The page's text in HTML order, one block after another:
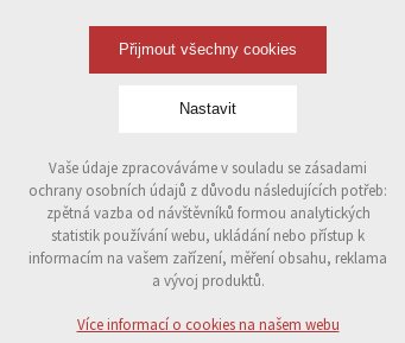
Přijmout všechny cookies
Nastavit
Technická cookies
nutná pro provozování webu
udržení kontextu stránek (session): případná
přihlášení, volby jazyka, apod.
Volitelná cookies
analytická pro anonymizované vyhodnocení
návštěvnosti
Vaše údaje zpracováváme v souladu se zásadami
ochrany osobních údajů z důvodu následujících potřeb:
zpětná vazba od návštěvníků formou analytických
statistik používání webu, ukládání nebo přístup k
informacím na vašem zařízení, měření obsahu, reklama
a vývoj produktů.
Více informací o cookies na našem webu